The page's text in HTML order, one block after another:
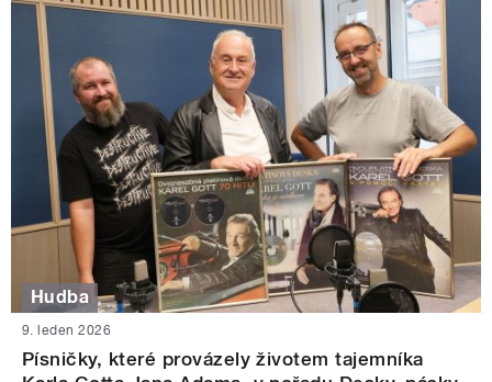
Hudba
9. leden 2026
Písničky, které provázely životem tajemníka